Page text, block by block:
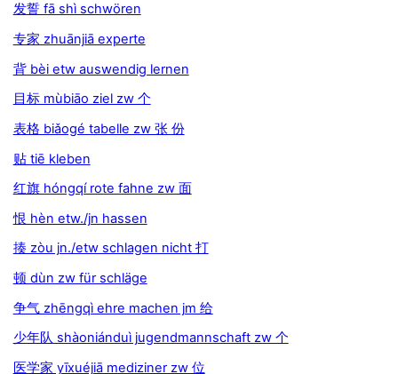
发誓 fā shì schwören
专家 zhuānjiā experte
背 bèi etw auswendig lernen
目标 mùbiāo ziel zw 个
表格 biǎogé tabelle zw 张 份
贴 tiē kleben
红旗 hóngqí rote fahne zw 面
恨 hèn etw./jn hassen
揍 zòu jn./etw schlagen nicht 打
顿 dùn zw für schläge
争气 zhēngqì ehre machen jm 给
少年队 shàoniánduì jugendmannschaft zw 个
医学家 yīxuéjiā mediziner zw 位